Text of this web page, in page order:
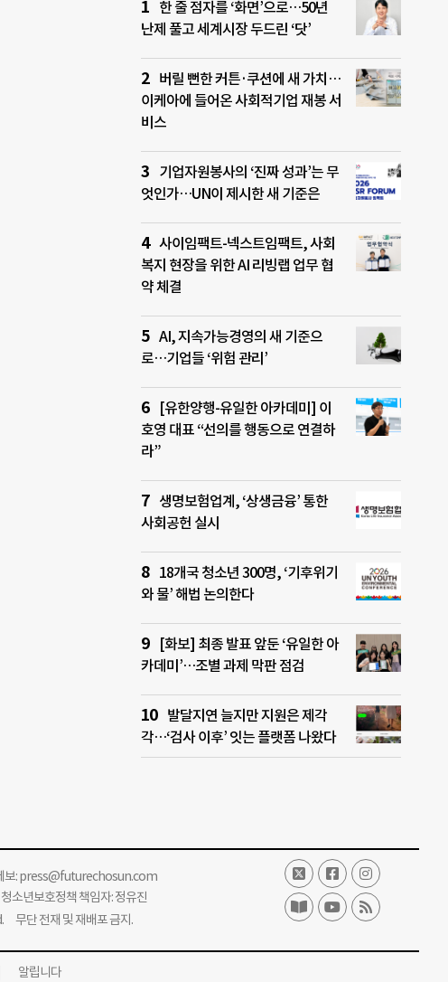
한 줄 점자를 ‘화면’으로…50년
난제 풀고 세계시장 두드린 ‘닷’
버릴 뻔한 커튼·쿠션에 새 가치…
이케아에 들어온 사회적기업 재봉 서
비스
기업자원봉사의 ‘진짜 성과’는 무
엇인가…UN이 제시한 새 기준은
사이임팩트-넥스트임팩트, 사회
복지 현장을 위한 AI 리빙랩 업무 협
약 체결
AI, 지속가능경영의 새 기준으
로…기업들 ‘위험 관리’
[유한양행-유일한 아카데미] 이
호영 대표 “선의를 행동으로 연결하
라”
생명보험업계, ‘상생금융’ 통한
사회공헌 실시
18개국 청소년 300명, ‘기후위기
와 물’ 해법 논의한다
[화보] 최종 발표 앞둔 ‘유일한 아
카데미’…조별 과제 막판 점검
발달지연 늘지만 지원은 제각
각…‘검사 이후’ 잇는 플랫폼 나왔다
:press@futurechosun.com
년보호정책 책임자: 정유진
단 전재 및 재배포 금지.
알립니다